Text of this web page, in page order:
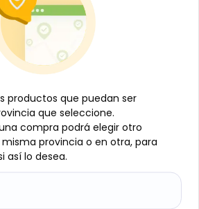
Manzana, Jumex, (6
+
productos que puedan ser
que seleccione.
compra podrá elegir otro
provincia o en otra, para
así lo desea.
productos que puedan ser
que seleccione.
compra podrá elegir otro
provincia o en otra, para
así lo desea.